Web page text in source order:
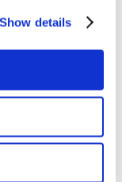
Show details